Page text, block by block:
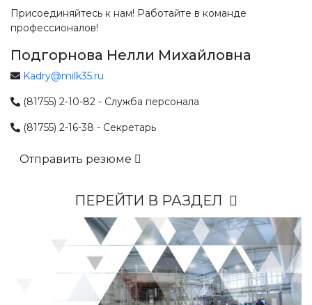
Присоединяйтесь к нам! Работайте в команде
профессионалов!
Подгорнова Нелли Михайловна
Kadry@milk35.ru
(81755) 2-10-82 - Служба персонала
(81755) 2-16-38 - Секретарь
Отправить резюме
ПЕРЕЙТИ В РАЗДЕЛ